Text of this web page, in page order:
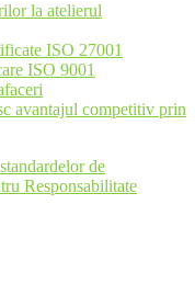
la atelierul
ISO 27001
ISO 9001
avantajul competitiv prin
de
Responsabilitate